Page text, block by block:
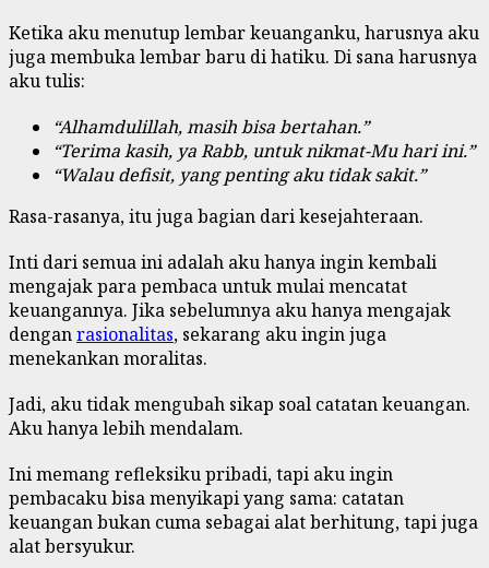
Ketika aku menutup lembar keuanganku, harusnya aku
juga membuka lembar baru di hatiku. Di sana harusnya
aku tulis:
“Alhamdulillah, masih bisa bertahan.”
“Terima kasih, ya Rabb, untuk nikmat-Mu hari ini.”
“Walau defisit, yang penting aku tidak sakit.”
Rasa-rasanya, itu juga bagian dari kesejahteraan.
Inti dari semua ini adalah aku hanya ingin kembali
mengajak para pembaca untuk mulai mencatat
keuangannya. Jika sebelumnya aku hanya mengajak
denganrasionalitas, sekarang aku ingin juga
menekankan moralitas.
Jadi, aku tidak mengubah sikap soal catatan keuangan.
Aku hanya lebih mendalam.
Ini memang refleksiku pribadi, tapi aku ingin
pembacaku bisa menyikapi yang sama: catatan
keuangan bukan cuma sebagai alat berhitung, tapi juga
alat bersyukur.